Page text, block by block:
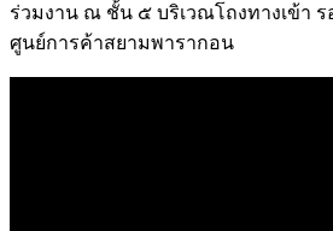
ร่วมงาน ณ ชั้น ๕ บริเวณโถงทางเข้า
ศูนย์การค้าสยามพารากอน